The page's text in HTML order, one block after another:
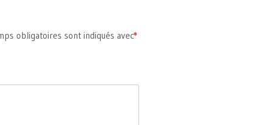
obligatoires sont indiqués avec
*